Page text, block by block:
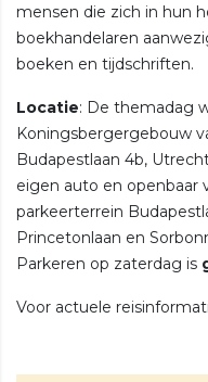
mensen die zich in hun
boekhandelaren
boeken en tijdschriften.
Locatie: De themadag
Koningsbergergebouw
Budapestlaan 4b,
eigen auto en openbaar
parkeerterrein
Princetonlaan en
Parkeren op zaterdag is
Voor actuele